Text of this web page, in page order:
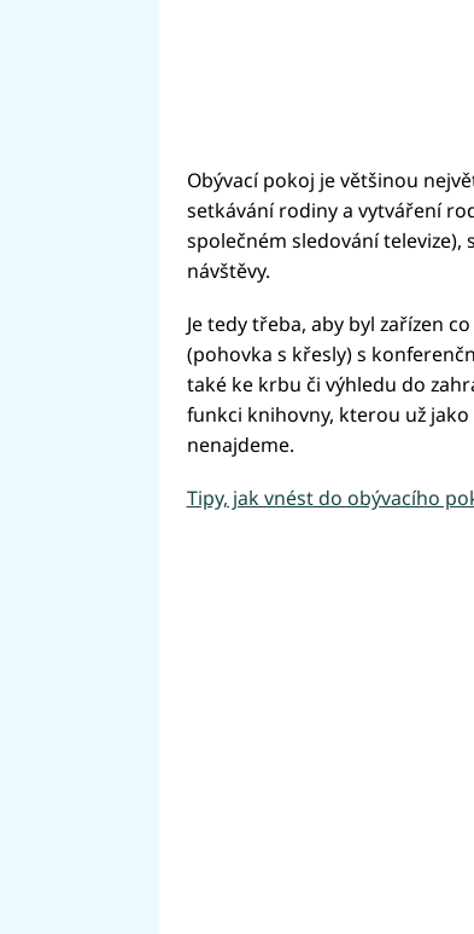
Obývací pokoj je většinou
setkávání rodiny a vytváření
společném sledování
návštěvy.
Je tedy třeba, aby byl zařízen
(pohovka s křesly) s
také ke krbu či výhledu do
funkci knihovny, kterou už
nenajdeme.
Tipy, jak vnést do obývacího